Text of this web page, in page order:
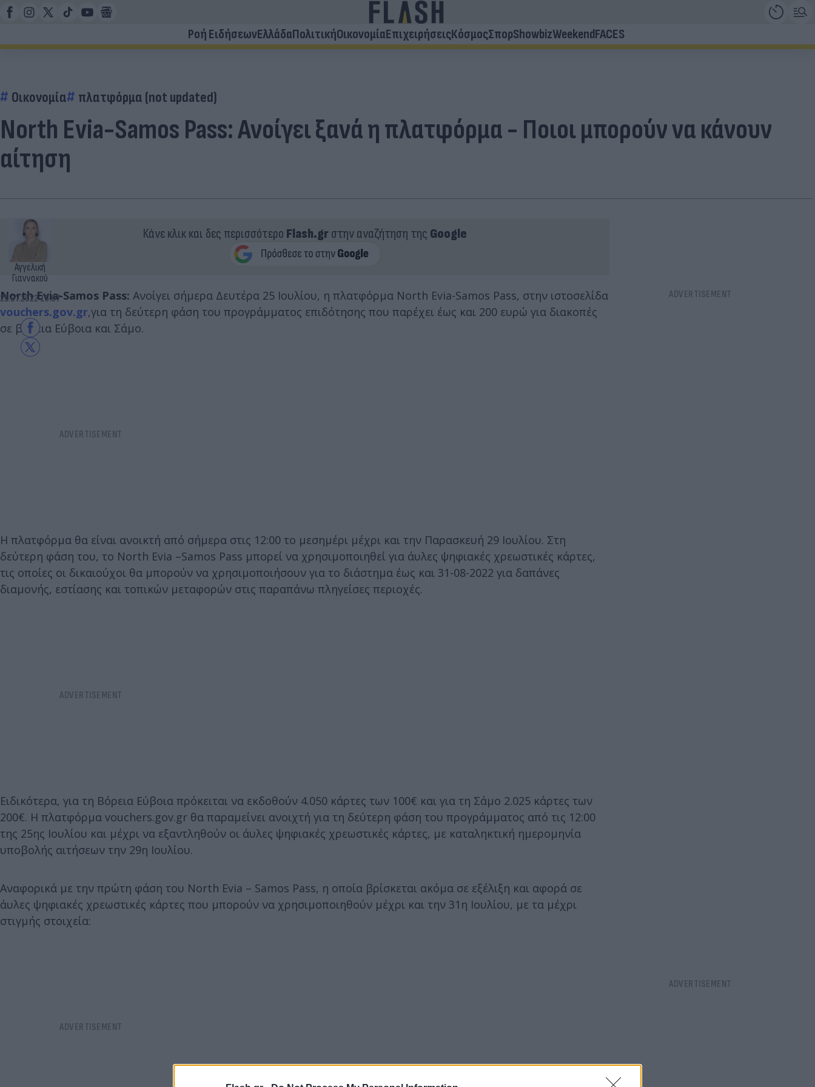
Ροή ΕιδήσεωνΕλλάδαΠολιτικήΟικονομίαΕπιχειρήσειςΚόσμοςΣπορShowbizWeekendFACES
Οικονομία πλατφόρμα (not updated)
North Evia-Samos Pass: Ανοίγει ξανά η πλατφόρμα - Ποιοι μπορούν να κάνουν
αίτηση
Αγγελική
Γιαννακού
25.07.2022 10:07
Κάνε κλικ και δες περισσότερο Flash.grστην αναζήτηση της Google
North Evia-Samos Pass: Aνοίγει σήμερα Δευτέρα 25 Ιουλίου, η πλατφόρμα North Evia-Samos Pass, στην ιστοσελίδα
vouchers.gov.gr,για τη δεύτερη φάση του προγράμματος επιδότησης που παρέχει έως και 200 ευρώ για διακοπές
σε βόρεια Εύβοια και Σάμο.
Η πλατφόρμα θα είναι ανοικτή από σήμερα στις 12:00 το μεσημέρι μέχρι και την Παρασκευή 29 Ιουλίου. Στη
δεύτερη φάση του, το North Evia –Samos Pass μπορεί να χρησιμοποιηθεί για άυλες ψηφιακές χρεωστικές κάρτες,
τις οποίες οι δικαιούχοι θα μπορούν να χρησιμοποιήσουν για το διάστημα έως και 31-08-2022 για δαπάνες
διαμονής, εστίασης και τοπικών μεταφορών στις παραπάνω πληγείσες περιοχές.
Ειδικότερα, για τη Βόρεια Εύβοια πρόκειται να εκδοθούν 4.050 κάρτες των 100€ και για τη Σάμο 2.025 κάρτες των
200€. Η πλατφόρμα vouchers.gov.gr θα παραμείνει ανοιχτή για τη δεύτερη φάση του προγράμματος από τις 12:00
της 25ης Ιουλίου και μέχρι να εξαντληθούν οι άυλες ψηφιακές χρεωστικές κάρτες, με καταληκτική ημερομηνία
υποβολής αιτήσεων την 29η Ιουλίου.
Αναφορικά με την πρώτη φάση του North Evia – Samos Pass, η οποία βρίσκεται ακόμα σε εξέλιξη και αφορά σε
άυλες ψηφιακές χρεωστικές κάρτες που μπορούν να χρησιμοποιηθούν μέχρι και την 31η Ιουλίου, με τα μέχρι
στιγμής στοιχεία: